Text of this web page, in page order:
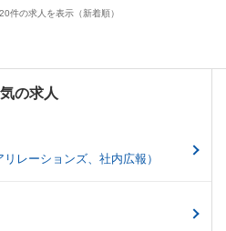
件の求人を表示（新着順）
の求人
レーションズ、社内広報）